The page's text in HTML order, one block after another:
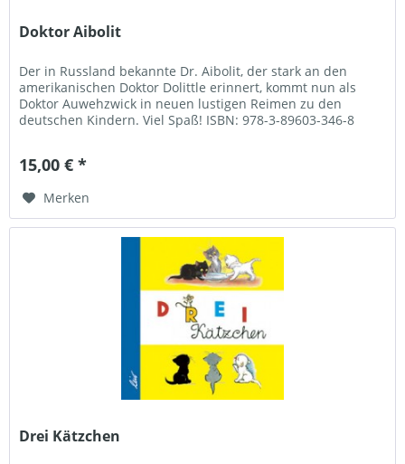
Doktor Aibolit
Der in Russland bekannte Dr. Aibolit, der stark an den
amerikanischen Doktor Dolittle erinnert, kommt nun als
Doktor Auwehzwick in neuen lustigen Reimen zu den
deutschen Kindern. Viel Spaß! ISBN: 978-3-89603-346-8
15,00 € *
Merken
Drei Kätzchen